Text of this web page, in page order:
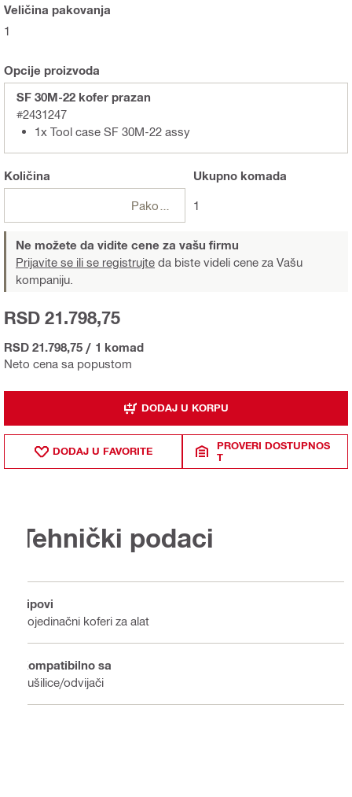
Veličina pakovanja
1
Opcije proizvoda
SF 30M-22 kofer prazan
#2431247
1x Tool case SF 30M-22 assy
Količina Ukupnokomada
1
Ne možete da vidite cene za vašu firmu
Prijavite se ili se registrujte da biste videli cene za Vašu
kompaniju.
Neto cena sa popustom
RSD 21.798,75
RSD 21.798,75 / 1 komad
DODAJ U KORPU
DODAJ U FAVORITE
PROVERI DOSTUPNOS
T
Tehnički podaci
Tipovi
Pojedinačni koferi za alat
Kompatibilno sa
Bušilice/odvijači